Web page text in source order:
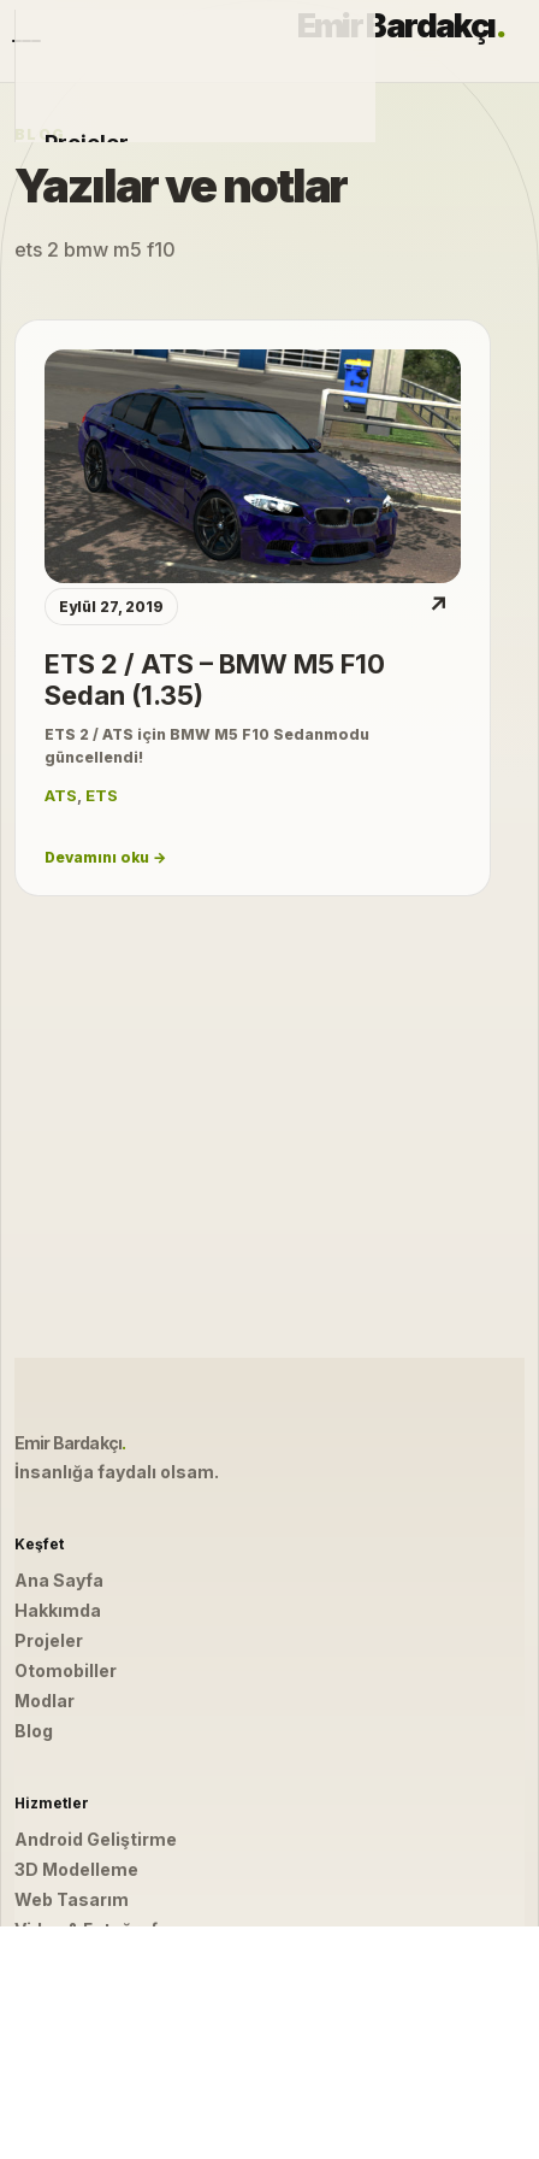
Emir Bardakçı.
Projeler
Otomobiller
Modlar
Hakkımda
BLOG
Yazılar ve notlar
ets 2 bmw m5 f10
Eylül 27, 2019 ↗
ETS 2 / ATS – BMW M5 F10
Sedan (1.35)
ETS 2 / ATS için BMW M5 F10 Sedanmodu
güncellendi!
ATS, ETS
Devamını oku →
Emir Bardakçı.
İnsanlığa faydalı olsam.
Keşfet
Ana Sayfa
Hakkımda
Projeler
Otomobiller
Modlar
Blog
Hizmetler
Android Geliştirme
3D Modelleme
Web Tasarım
Video & Fotoğraf